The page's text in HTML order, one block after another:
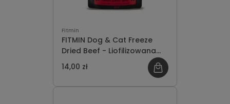
Fitmin
FITMIN Dog & Cat Freeze
Dried Beef - Liofilizowana
wołowina 30g
14,00 zł